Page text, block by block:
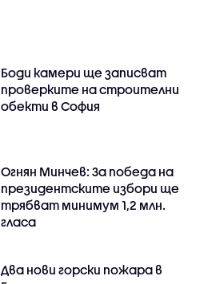
Боди камери ще записват
проверките на строителни
обекти в София
Огнян Минчев: За победа на
президентските избори ще
трябват минимум 1,2 млн.
гласа
Два нови горски пожара в